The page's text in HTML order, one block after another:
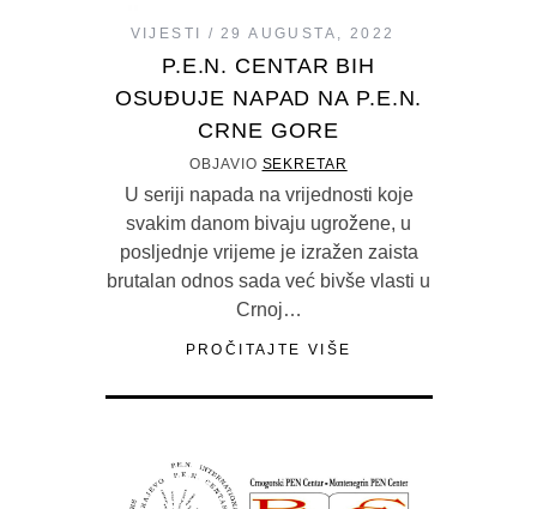
VIJESTI 29 AUGUSTA, 2022
P.E.N. CENTAR BIH
OSUĐUJE NAPAD NA P.E.N.
CRNE GORE
OBJAVIO SEKRETAR
U seriji napada na vrijednosti koje
svakim danom bivaju ugrožene, u
posljednje vrijeme je izražen zaista
brutalan odnos sada već bivše vlasti u
Crnoj…
PROČITAJTE VIŠE